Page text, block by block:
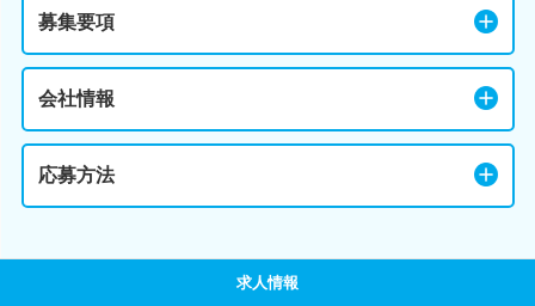
募集要項
会社情報
応募方法
求人情報